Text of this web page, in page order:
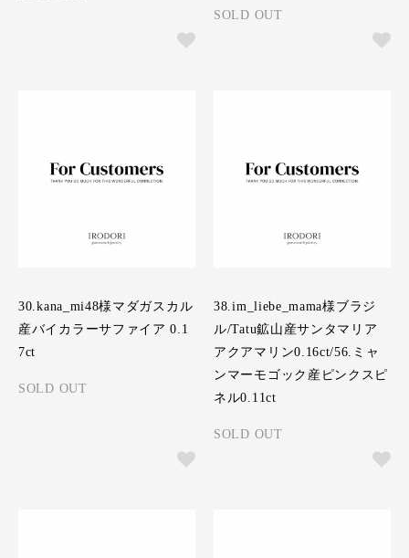
SOLD OUT
30.kana_mi48様マダガスカル
産バイカラーサファイア 0.1
7ct
SOLD OUT
38.im_liebe_mama様ブラジ
ル/Tatu鉱山産サンタマリア
アクアマリン0.16ct/56.ミャ
ンマーモゴック産ピンクスピ
ネル0.11ct
SOLD OUT